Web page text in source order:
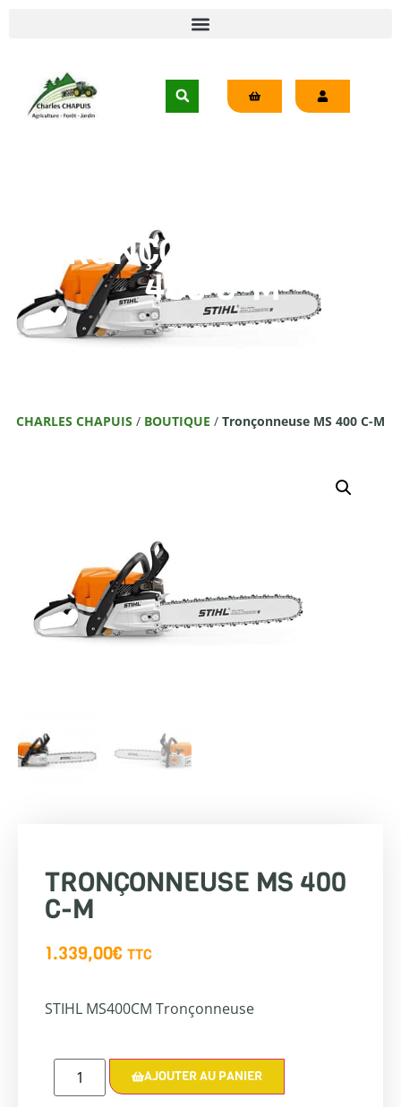
TRONÇONNEUSE MS
400 C-M
CHARLES CHAPUIS / BOUTIQUE / Tronçonneuse MS 400 C-M
TRONÇONNEUSE MS 400
C-M
1.339,00€ TTC
STIHL MS400CM Tronçonneuse
AJOUTER AU PANIER